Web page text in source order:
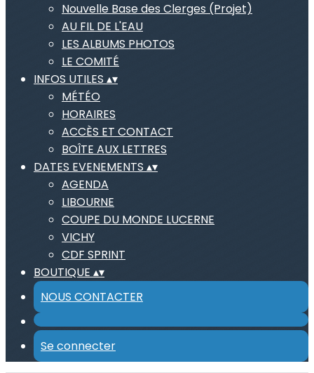
Nouvelle Base des Clerges (Projet)
AU FIL DE L'EAU
LES ALBUMS PHOTOS
LE COMITÉ
INFOS UTILES ▴▾
MÉTÉO
HORAIRES
ACCÈS ET CONTACT
BOÎTE AUX LETTRES
DATES EVENEMENTS ▴▾
AGENDA
LIBOURNE
COUPE DU MONDE LUCERNE
VICHY
CDF SPRINT
BOUTIQUE ▴▾
NOUS CONTACTER
Se connecter